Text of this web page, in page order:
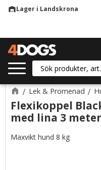
warehouseLager i Landskrona
Lek & Promenad
Flexikoppel
med lina 3
Maxvikt hund 8 kg